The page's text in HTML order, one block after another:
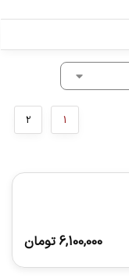
1
2
6,100,000 تومان